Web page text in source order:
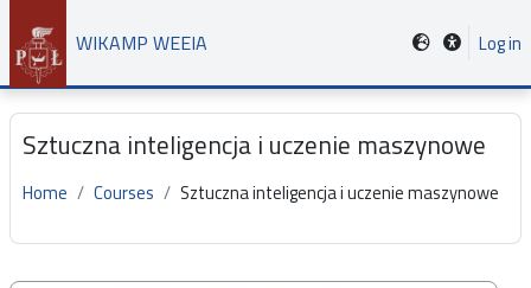
Skip to main content
WIKAMP WEEIA Log in
Sztuczna inteligencja i uczenie maszynowe
Home Courses Sztuczna inteligencja i uczenie maszynowe